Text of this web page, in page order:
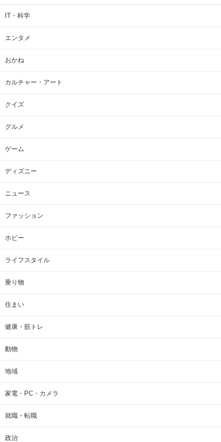
IT・科学
エンタメ
おかね
カルチャー・アート
クイズ
グルメ
ゲーム
ディズニー
ニュース
ファッション
ホビー
ライフスタイル
乗り物
住まい
健康・筋トレ
動物
地域
家電・PC・カメラ
就職・転職
政治